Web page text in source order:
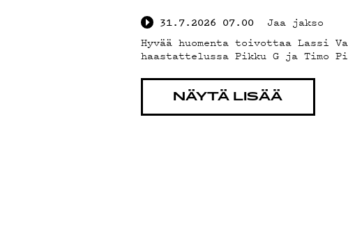
31.7.2026 07.00
Jaa jakso
Hyvää huomenta toivottaa Lassi
haastattelussa Pikku G ja Timo
NÄYTÄ LISÄÄ